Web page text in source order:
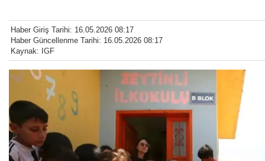
Haber Giriş Tarihi: 16.05.2026 08:17
Haber Güncellenme Tarihi: 16.05.2026 08:17
Kaynak: IGF